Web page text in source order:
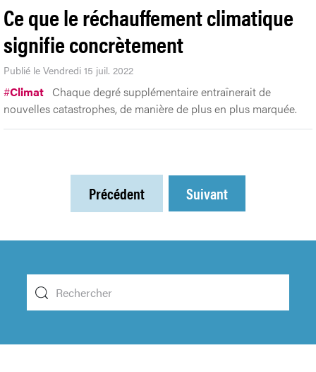
Ce que le réchauffement climatique
signifie concrètement
Publié le Vendredi 15 juil. 2022
#Climat Chaque degré supplémentaire entraînerait de
nouvelles catastrophes, de manière de plus en plus marquée.
Précédent Suivant